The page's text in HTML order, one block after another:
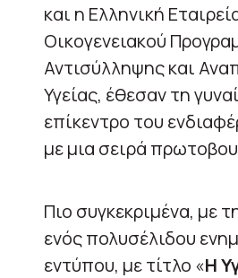
και η Ελληνική
Οικογενειακού
Αντισύλληψης και
Υγείας, έθεσαν τη
επίκεντρο του
με μια σειρά
Πιο συγκεκριμένα, με
ενός πολυσέλιδου
εντύπου, με τίτλο «Η